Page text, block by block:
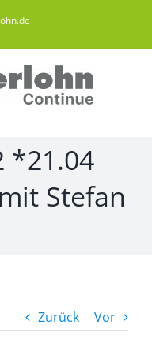
*21.04
Stefan
Zurück Vor